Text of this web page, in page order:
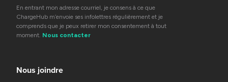
En entrant mon adresse courriel, je consens à ce que
ChargeHub m’envoie ses infolettres régulièrement et je
comprends que je peux retirer mon consentement à tout
moment. Nous contacter
Nous joindre